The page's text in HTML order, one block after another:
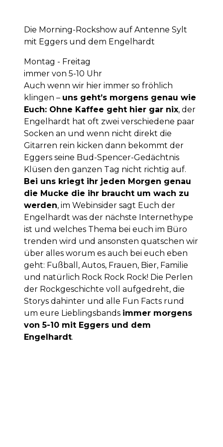
Die Morning-Rockshow auf Antenne Sylt
mit Eggers und dem Engelhardt
Montag - Freitag
immer von 5-10 Uhr
Auch wenn wir hier immer so fröhlich
klingen – uns geht’s morgens genau wie
Euch: Ohne Kaffee geht hier gar nix, der
Engelhardt hat oft zwei verschiedene paar
Socken an und wenn nicht direkt die
Gitarren rein kicken dann bekommt der
Eggers seine Bud-Spencer-Gedächtnis
Klüsen den ganzen Tag nicht richtig auf.
Bei uns kriegt ihr jeden Morgen genau
die Mucke die ihr braucht um wach zu
werden, im Webinsider sagt Euch der
Engelhardt was der nächste Internethype
ist und welches Thema bei euch im Büro
trenden wird und ansonsten quatschen wir
über alles worum es auch bei euch eben
geht: Fußball, Autos, Frauen, Bier, Familie
und natürlich Rock Rock Rock! Die Perlen
der Rockgeschichte voll aufgedreht, die
Storys dahinter und alle Fun Facts rund
um eure Lieblingsbands immer morgens
von 5-10 mit Eggers und dem
Engelhardt.